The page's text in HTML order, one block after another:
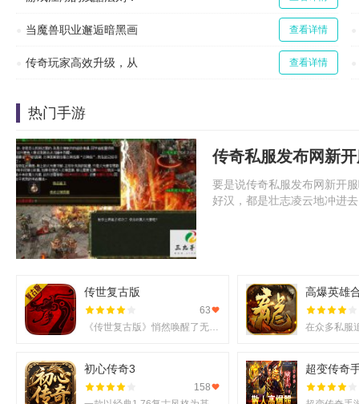
查看详情
当魔兽职业邂逅暗黑画
查看详情
传奇玩家高效升级，从
热门手游
传奇私服发布网新
要是说传奇私服发布网新开
好汉，都是壮志凌云地冲进
传世复古版
《传世复古版》悄然唤醒了无数老玩家的热血记忆，它不仅还原了那份熟悉的战斗激情，更在移动端上实现了诸多
63
高爆英雄
初心传奇3
158
超变传奇